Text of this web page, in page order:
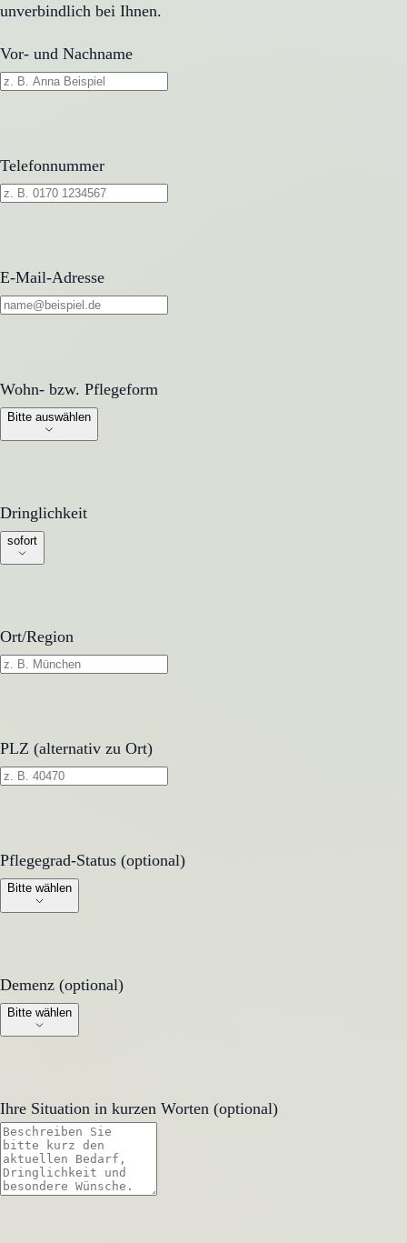
unverbindlich bei Ihnen.
Vor- und Nachname
Telefonnummer
E-Mail-Adresse
Wohn- bzw. Pflegeform
Wohn- bzw. Pflegeform
Bitte auswählen
Dringlichkeit
Dringlichkeit
sofort
Ort/Region
PLZ (alternativ zu Ort)
Pflegegrad-Status (optional)
Pflegegrad-Status (optional)
Bitte wählen
Demenz (optional)
Demenz (optional)
Bitte wählen
Ihre Situation in kurzen Worten (optional)